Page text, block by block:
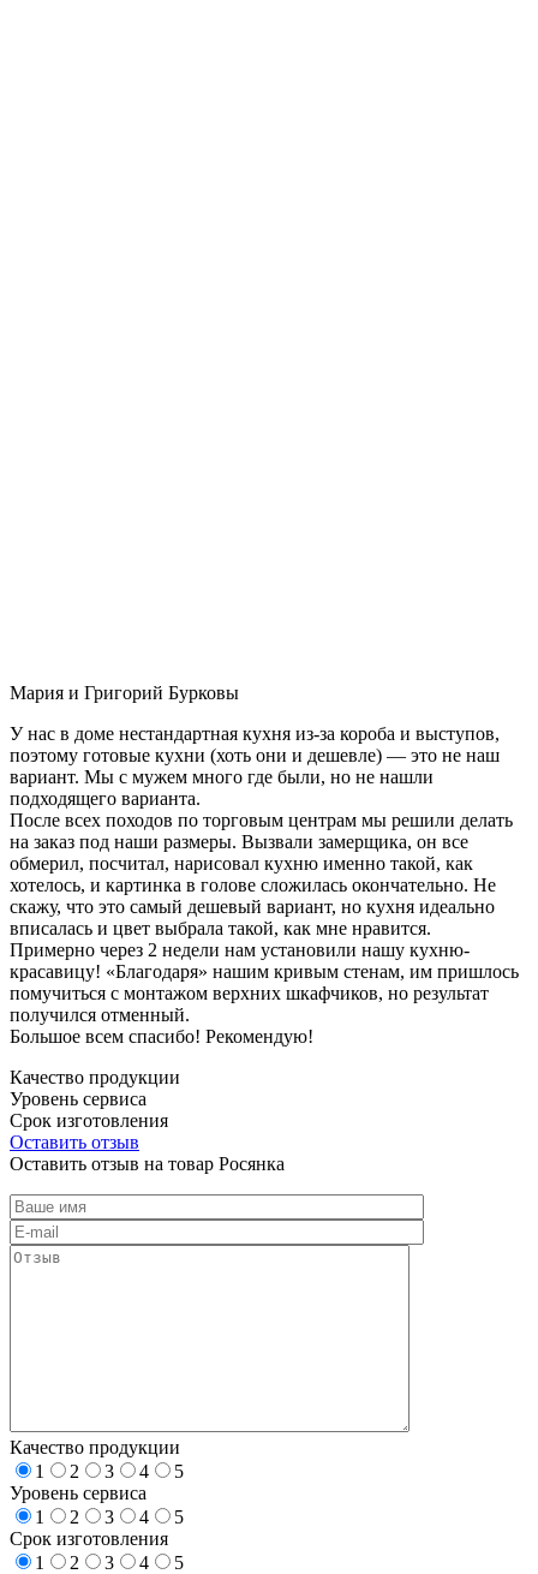
Мария и Григорий Бурковы
У нас в доме нестандартная кухня из-за короба и выступов,
поэтому готовые кухни (хоть они и дешевле) — это не наш
вариант. Мы с мужем много где были, но не нашли
подходящего варианта.
После всех походов по торговым центрам мы решили делать
на заказ под наши размеры. Вызвали замерщика, он все
обмерил, посчитал, нарисовал кухню именно такой, как
хотелось, и картинка в голове сложилась окончательно. Не
скажу, что это самый дешевый вариант, но кухня идеально
вписалась и цвет выбрала такой, как мне нравится.
Примерно через 2 недели нам установили нашу кухню-
красавицу! «Благодаря» нашим кривым стенам, им пришлось
помучиться с монтажом верхних шкафчиков, но результат
получился отменный.
Большое всем спасибо! Рекомендую!
Качество продукции
Уровень сервиса
Срок изготовления
Оставить отзыв
Оставить отзыв на товар Росянка
Качество продукции
1
2 3 4
5
Уровень сервиса
1
2 3 4
5
Срок изготовления
1
2 3 4
5